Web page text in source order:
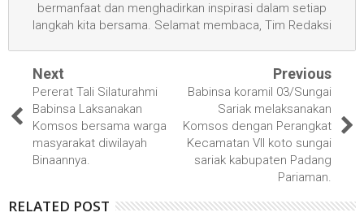
bermanfaat dan menghadirkan inspirasi dalam setiap
langkah kita bersama. Selamat membaca, Tim Redaksi
Next
Pererat Tali Silaturahmi
Babinsa Laksanakan
Komsos bersama warga
masyarakat diwilayah
Binaannya.
Previous
Babinsa koramil 03/Sungai
Sariak melaksanakan
Komsos dengan Perangkat
Kecamatan VII koto sungai
sariak kabupaten Padang
Pariaman.
RELATED POST